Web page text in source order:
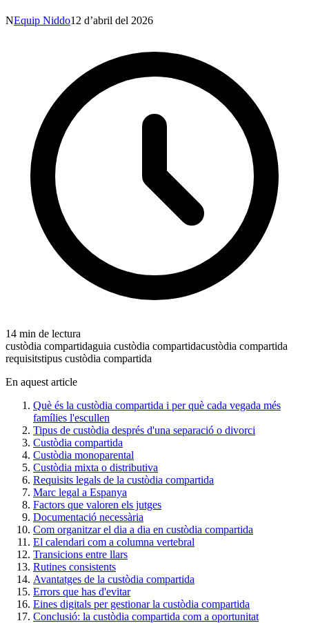
NEquip Niddo12 d’abril del 2026
14 min de lectura
custòdia compartidaguia custòdia compartidacustòdia compartida
requisitstipus custòdia compartida
En aquest article
Què és la custòdia compartida i per què cada vegada més
famílies l'escullen
Tipus de custòdia després d'una separació o divorci
Custòdia compartida
Custòdia monoparental
Custòdia mixta o distributiva
Requisits legals de la custòdia compartida
Marc legal a Espanya
Factors que valoren els jutges
Documentació necessària
Com organitzar el dia a dia en custòdia compartida
El calendari com a columna vertebral
Transicions entre llars
Rutines consistents
Avantatges de la custòdia compartida
Errors que has d'evitar
Eines digitals per gestionar la custòdia compartida
Conclusió: la custòdia compartida com a oportunitat